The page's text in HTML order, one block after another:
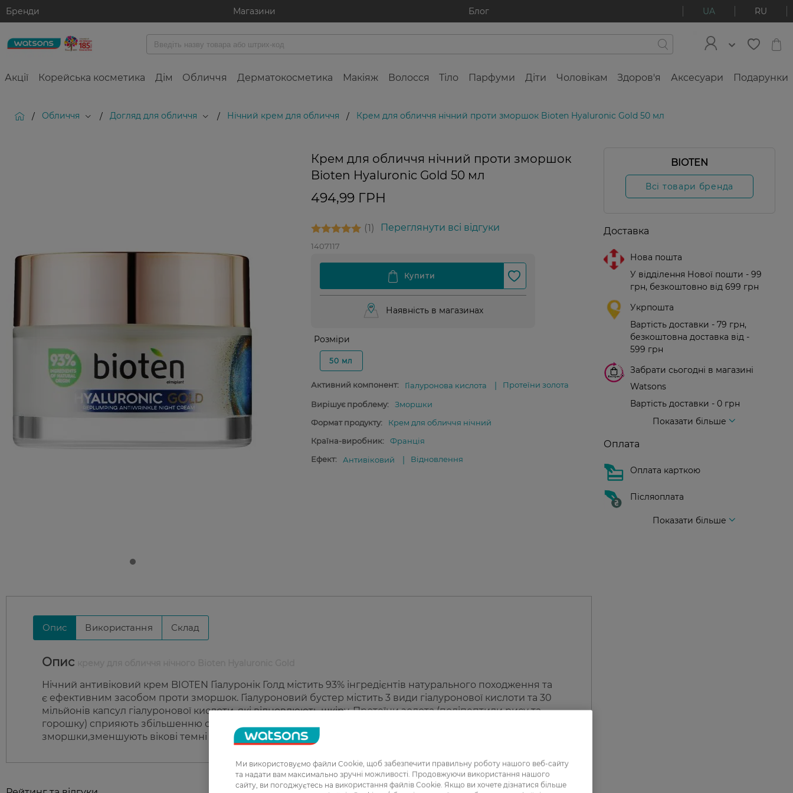
Бренди Магазини Блог UA RU
Акції Корейська косметика Дім Обличчя Дерматокосметика Макіяж Волосся Тіло Парфуми Діти Чоловікам Здоров'я Аксесуари Подарунки
/ Обличчя / Догляд для обличчя / Нічний крем для обличчя / Крем для обличчя нічний проти зморшок Bioten Hyaluronic Gold 50 мл
Крем для обличчя нічний проти зморшок
Bioten Hyaluronic Gold 50 мл
494,99 ГРН
1 Переглянути всі відгуки
1407117
Наявність в магазинах
Розміри
50 мл
Активний компонент: Гіалуронова кислота Протеїни золота
Вирішує проблему:
Зморшки
Формат продукту:
Крем для обличчя нічний
Країна-виробник:
Франція
Ефект:
Антивіковий Відновлення
Опис Використання Склад
Опис
Нічний антивіковий крем BIOTEN Гіалуронік Голд містить 93% інгредієнтів натурального походження та
є ефективним засобом проти зморшок. Гіалуроновий бустер містить 3 види гіалуронової кислоти та 30
мільйонів капсул гіалуронової кислоти, які відновлюють шкіру. Протеїни золота (поліпептиди рису та
горошку) сприяють збільшенню синтеза гіалуронової кислоти, заповнюють видимі
зморшки,зменшують вікові темні плями та покращують колір.
BIOTEN
Всі товари бренда
Доставка
Нова пошта
У відділення Нової пошти - 99
грн, безкоштовно від 699 грн
Укрпошта
Вартість доставки - 79 грн,
безкоштовна доставка від -
599 грн
Забрати сьогодні в магазині
Watsons
Вартість доставки - 0 грн
Показати більше
Оплата
Оплата карткою
Післяоплата
Показати більше
Ми використовуємо файли Cookie, щоб забезпечити правильну роботу нашого веб-сайту
та надати вам максимально зручні можливості. Продовжуючи використання нашого
сайту, ви погоджуєтесь на використання файлів Cookie. Якщо ви хочете дізнатися більше